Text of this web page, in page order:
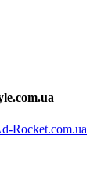
Rocket.com.ua